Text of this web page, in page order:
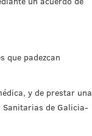
que padezcan
y de prestar una
de Galicia-